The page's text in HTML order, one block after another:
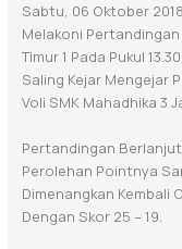
Sabtu, 06 Oktober
Melakoni
Timur 1 Pada Pukul
Saling Kejar Mengejar
Voli SMK Mahadhika 3
Pertandingan
Perolehan Pointnya
Dimenangkan Kembali
Dengan Skor 25 – 19.